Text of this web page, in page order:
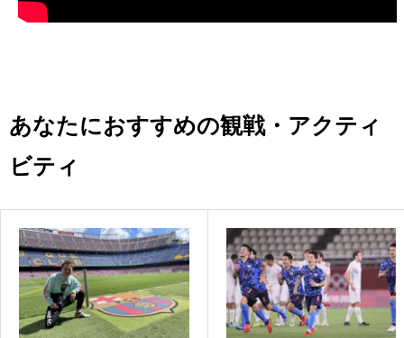
あなたにおすすめの観戦・アクティ
ビティ